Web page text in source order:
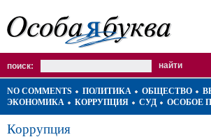
поиск:
NO COMMENTS ПОЛИТИКА ОБЩЕСТВО
ЭКОНОМИКА
КОРРУПЦИЯ СУД ОСОБОЕ
Коррупция